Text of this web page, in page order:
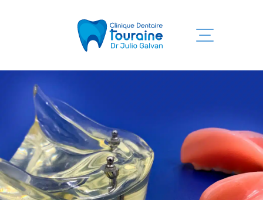
Accueil
Services
Clinique
Équipe
Information